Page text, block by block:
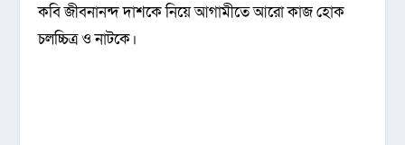
কবি জীবনানন্দ দাশকে নিয়ে আগামীতে আরো কাজ হোক
চলচ্চিত্র ও নাটকে।